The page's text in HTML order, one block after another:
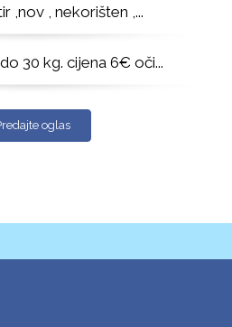
,nov , nekorišten , ...
30 kg. cijena 6€ oči...
oglas